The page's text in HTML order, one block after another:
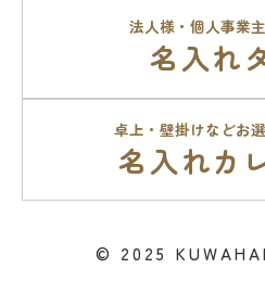
法人様・個人事業
名入れ
卓上・壁掛けなどお
名入れカ
© 2025